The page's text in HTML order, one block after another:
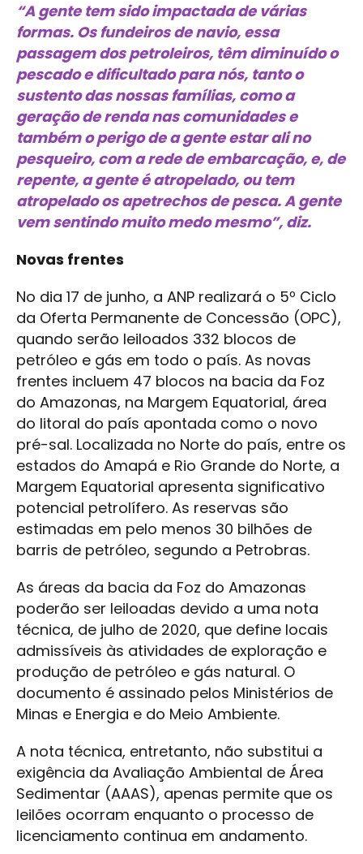
“A gente tem sido impactada de várias
formas. Os fundeiros de navio, essa
passagem dos petroleiros, têm diminuído o
pescado e dificultado para nós, tanto o
sustento das nossas famílias, como a
geração de renda nas comunidades e
também o perigo de a gente estar ali no
pesqueiro, com a rede de embarcação, e, de
repente, a gente é atropelado, ou tem
atropelado os apetrechos de pesca. A gente
vem sentindo muito medo mesmo”, diz.
Novas frentes
No dia 17 de junho, a ANP realizará o 5º Ciclo
da Oferta Permanente de Concessão (OPC),
quando serão leiloados 332 blocos de
petróleo e gás em todo o país. As novas
frentes incluem 47 blocos na bacia da Foz
do Amazonas, na Margem Equatorial, área
do litoral do país apontada como o novo
pré-sal. Localizada no Norte do país, entre os
estados do Amapá e Rio Grande do Norte, a
Margem Equatorial apresenta significativo
potencial petrolífero. As reservas são
estimadas em pelo menos 30 bilhões de
barris de petróleo, segundo a Petrobras.
As áreas da bacia da Foz do Amazonas
poderão ser leiloadas devido a uma nota
técnica, de julho de 2020, que define locais
admissíveis às atividades de exploração e
produção de petróleo e gás natural. O
documento é assinado pelos Ministérios de
Minas e Energia e do Meio Ambiente.
A nota técnica, entretanto, não substitui a
exigência da Avaliação Ambiental de Área
Sedimentar (AAAS), apenas permite que os
leilões ocorram enquanto o processo de
licenciamento continua em andamento.